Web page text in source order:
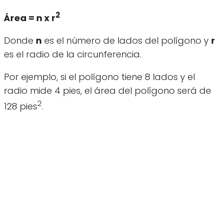
Área = n x r2
Donde n es el número de lados del polígono y r
es el radio de la circunferencia.
Por ejemplo, si el polígono tiene 8 lados y el
radio mide 4 pies, el área del polígono será de
128 pies2.